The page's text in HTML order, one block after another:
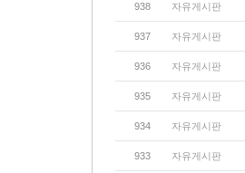
938 자유게시판
937 자유게시판
936 자유게시판
935 자유게시판
934 자유게시판
933 자유게시판